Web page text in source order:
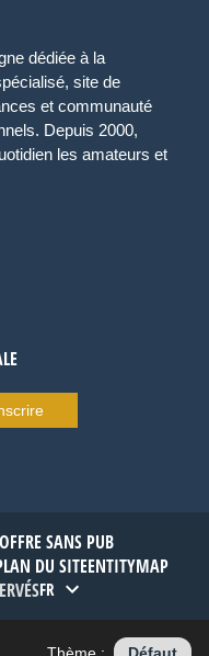
dédiée à la
site de
et communauté
Depuis 2000,
les amateurs et
OFFRE SANS PUB
DU SITEENTITYMAP
FR